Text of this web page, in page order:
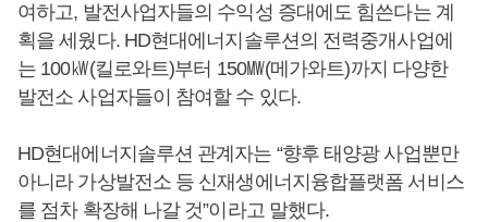
여하고, 발전사업자들의 수익성 증대에도 힘쓴다는 계
획을 세웠다. HD현대에너지솔루션의 전력중개사업에
는 100㎾(킬로와트)부터 150㎿(메가와트)까지 다양한
발전소 사업자들이 참여할 수 있다.
HD현대에너지솔루션 관계자는 “향후 태양광 사업뿐만
아니라 가상발전소 등 신재생에너지융합플랫폼 서비스
를 점차 확장해 나갈 것”이라고 말했다.